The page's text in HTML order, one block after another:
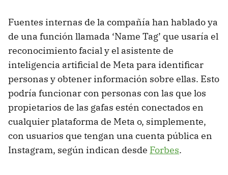
Fuentes internas de la compañía han hablado ya
de una función llamada ‘Name Tag’ que usaría el
reconocimiento facial y el asistente de
inteligencia artificial de Meta para identificar
personas y obtener información sobre ellas. Esto
podría funcionar con personas con las que los
propietarios de las gafas estén conectados en
cualquier plataforma de Meta o, simplemente,
con usuarios que tengan una cuenta pública en
Instagram, según indican desde Forbes.